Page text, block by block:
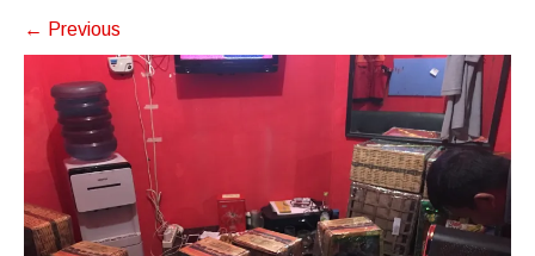
← Previous